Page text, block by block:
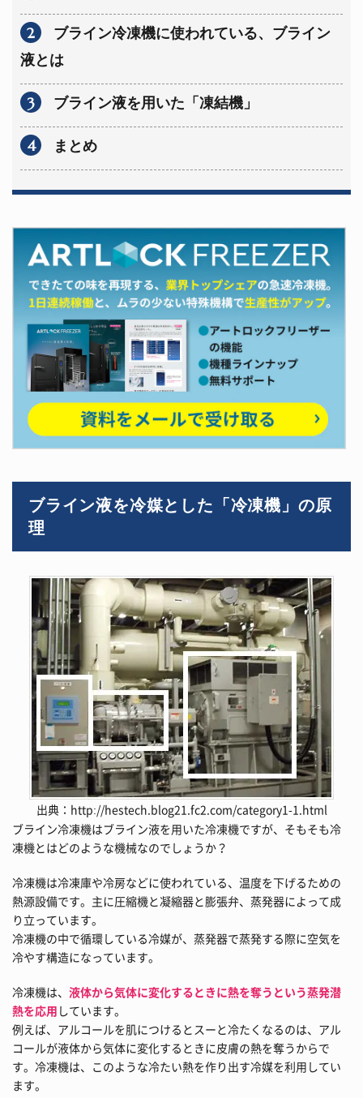
2
ブライン冷凍機に使われている、ブライン
液とは
3 ブライン液を用いた「凍結機」
4 まとめ
ブライン液を冷媒とした「冷凍機」の原
理
出典：http://hestech.blog21.fc2.com/category1-1.html
ブライン冷凍機はブライン液を用いた冷凍機ですが、そもそも冷
凍機とはどのような機械なのでしょうか？
冷凍機は冷凍庫や冷房などに使われている、温度を下げるための
熱源設備です。主に圧縮機と凝縮器と膨張弁、蒸発器によって成
り立っています。
冷凍機の中で循環している冷媒が、蒸発器で蒸発する際に空気を
冷やす構造になっています。
冷凍機は、 液体から気体に変化するときに熱を奪うという蒸発潜
熱を応用 しています。
例えば、アルコールを肌につけるとスーと冷たくなるのは、アル
コールが液体から気体に変化するときに皮膚の熱を奪うからで
す。冷凍機は、このような冷たい熱を作り出す冷媒を利用してい
ます。